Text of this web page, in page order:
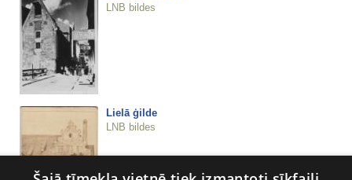
LNB bildes
Lielā ģilde
LNB bildes